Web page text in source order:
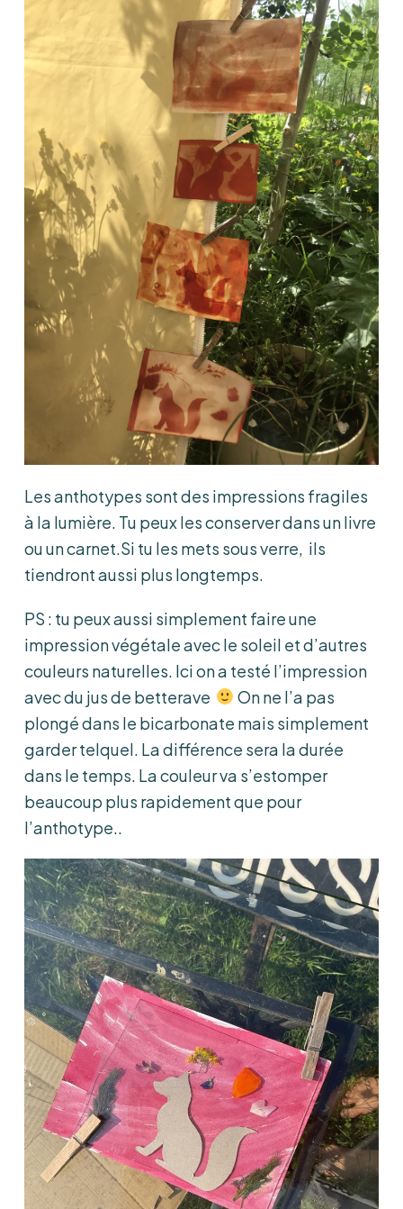
Les anthotypes sont des impressions fragiles
à la lumière. Tu peux les conserver dans un livre
ou un carnet.Si tu les mets sous verre, ils
tiendront aussi plus longtemps.
PS : tu peux aussi simplement faire une
impression végétale avec le soleil et d’autres
couleurs naturelles. Ici on a testé l’impression
avec du jus de betterave
On ne l’a pas
plongé dans le bicarbonate mais simplement
garder telquel. La différence sera la durée
dans le temps. La couleur va s’estomper
beaucoup plus rapidement que pour
l’anthotype..